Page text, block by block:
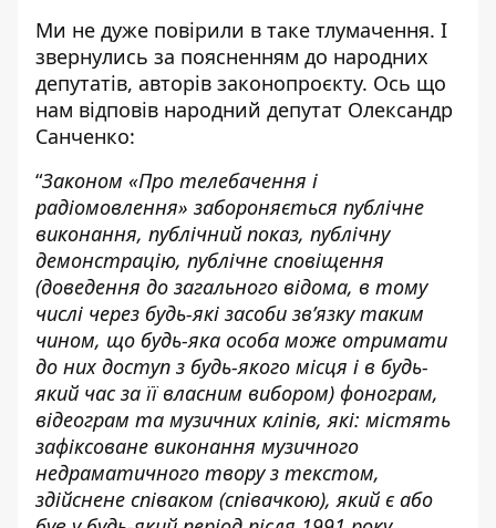
Ми не дуже повірили в таке тлумачення. І
звернулись за поясненням до народних
депутатів, авторів законопроєкту. Ось що
нам відповів народний депутат Олександр
Санченко:
“Законом «Про телебачення і
радіомовлення» забороняється публічне
виконання, публічний показ, публічну
демонстрацію, публічне сповіщення
(доведення до загального відома, в тому
числі через будь-які засоби зв’язку таким
чином, що будь-яка особа може отримати
до них доступ з будь-якого місця і в будь-
який час за її власним вибором) фонограм,
відеограм та музичних кліпів, які: містять
зафіксоване виконання музичного
недраматичного твору з текстом,
здійснене співаком (співачкою), який є або